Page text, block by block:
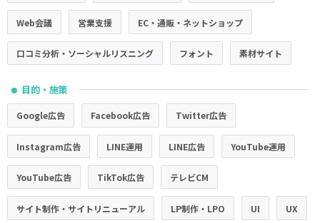
Web会議 営業支援 EC・通販・ネットショップ
口コミ分析・ソーシャルリスニング フォント 素材サイト
● 目的・施策
Google広告 Facebook広告 Twitter広告
Instagram広告 LINE運用 LINE広告 YouTube運用
YouTube広告 TikTok広告 テレビCM
サイト制作・サイトリニューアル LP制作・LPO UI UX